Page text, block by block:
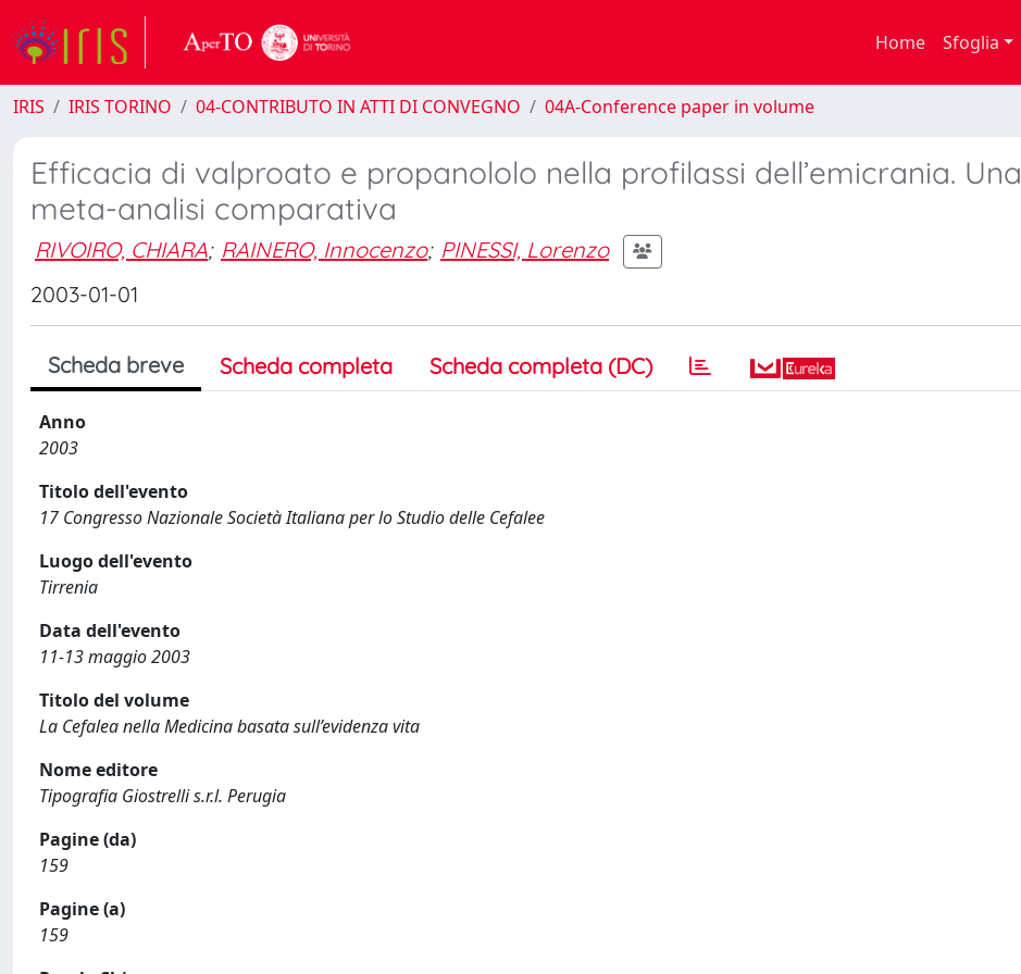
Home Sfoglia
IRIS IRIS TORINO 04-CONTRIBUTO IN ATTI DI CONVEGNO 04A-Conference paper in volume
Efficacia di valproato e propanololo nella profilassi dell’emicrania. Una
meta-analisi comparativa
RIVOIRO, CHIARA; RAINERO, Innocenzo; PINESSI, Lorenzo
2003-01-01
Scheda breve Scheda completa Scheda completa (DC)
Anno
2003
Titolo dell'evento
17 Congresso Nazionale Società Italiana per lo Studio delle Cefalee
Luogo dell'evento
Tirrenia
Data dell'evento
11-13 maggio 2003
Titolo del volume
La Cefalea nella Medicina basata sull’evidenza vita
Nome editore
Tipografia Giostrelli s.r.l. Perugia
Pagine (da)
159
Pagine (a)
159